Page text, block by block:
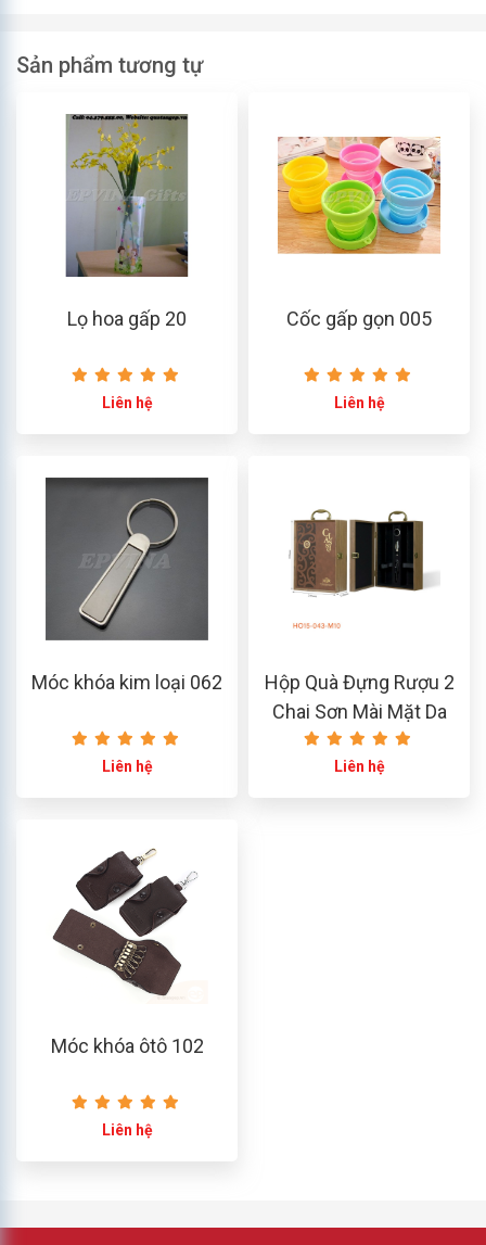
Sản phẩm tương tự
Lọ hoa gấp 20
Liên hệ
Cốc gấp gọn 005
Liên hệ
Móc khóa kim loại 062
Liên hệ
Hộp Quà Đựng Rượu 2
Chai Sơn Mài Mặt Da
Classic– Màu Nâu 3 PK
HO15-043-M13
Liên hệ
Móc khóa ôtô 102
Liên hệ